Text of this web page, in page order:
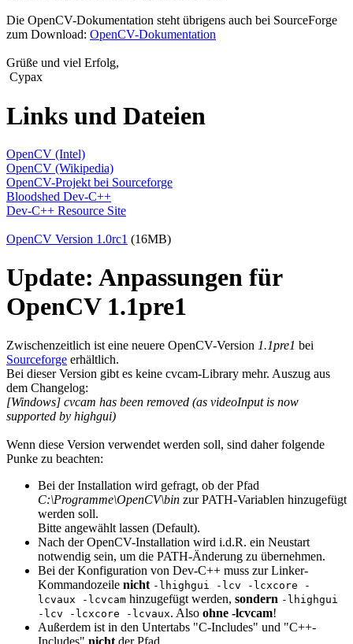
Die OpenCV-Dokumentation steht übrigens auch bei SourceForge
zum Download: OpenCV-Dokumentation
Grüße und viel Erfolg,
Cypax
Links und Dateien
OpenCV (Intel)
OpenCV (Wikipedia)
OpenCV-Projekt bei Sourceforge
Bloodshed Dev-C++
Dev-C++ Resource Site
OpenCV Version 1.0rc1 (16MB)
Update: Anpassungen für
OpenCV 1.1pre1
Zwischenzeitlich ist eine neuere OpenCV-Version 1.1pre1 bei
Sourceforge erhältlich.
Bei dieser Version gibt es keine cvcam-Library mehr. Auszug aus
dem Changelog:
[Windows] cvcam has been removed (as videoInput is now
supported by highgui)
Wenn diese Version verwendet werden soll, sind daher folgende
Punke zu beachten:
Bei der Installation wird gefragt, ob der Pfad
C:\Programme\OpenCV\bin zur PATH-Variablen hinzugefügt
werden soll.
Bitte angewählt lassen (Default).
Nach der OpenCV-Installation wird i.d.R. ein Neustart
notwendig sein, um die PATH-Änderung zu übernehmen.
Bei der Konfiguration von Dev-C++ muss zur Linker-
Kommandozeile nicht -lhighgui -lcv -lcxcore -
lcvaux -lcvcam hinzugefügt werden, sondern -lhighgui
-lcv -lcxcore -lcvaux. Also ohne -lcvcam!
Außerdem ist in den Untertabs "C-Includes" und "C++-
Includes" nicht der Pfad